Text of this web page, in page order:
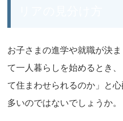
k
お子さまの進学や就職が決
て一人暮らしを始めるとき
て住まわせられるのか」と
多いのではないでしょうか。